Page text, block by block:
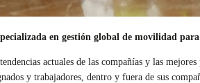
en gestión global de movilidad
actuales de las compañías y las
y trabajadores, dentro y fuera de sus